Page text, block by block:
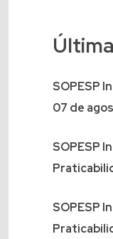
SOPESP
07 de
SOPESP
SOPESP